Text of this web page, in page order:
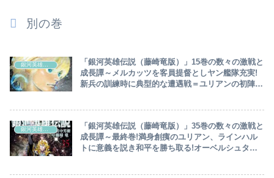
別の巻
銀河英雄伝説
「銀河英雄伝説（藤崎竜版）」15巻の数々の激戦と
成長譚～メルカッツを客員提督としヤン艦隊充実!
新兵の訓練時に典型的な遭遇戦＝ユリアンの初陣
銀河英雄伝説
「銀河英雄伝説（藤崎竜版）」35巻の数々の激戦と
成長譚～最終巻!満身創痍のユリアン、ラインハル
トに意義を説き和平を勝ち取る!オーベルシュタイ